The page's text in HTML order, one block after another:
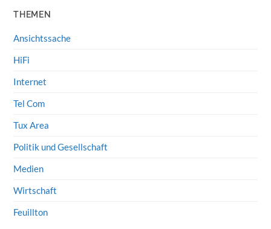
THEMEN
Ansichtssache
HiFi
Internet
Tel Com
Tux Area
Politik und Gesellschaft
Medien
Wirtschaft
Feuillton